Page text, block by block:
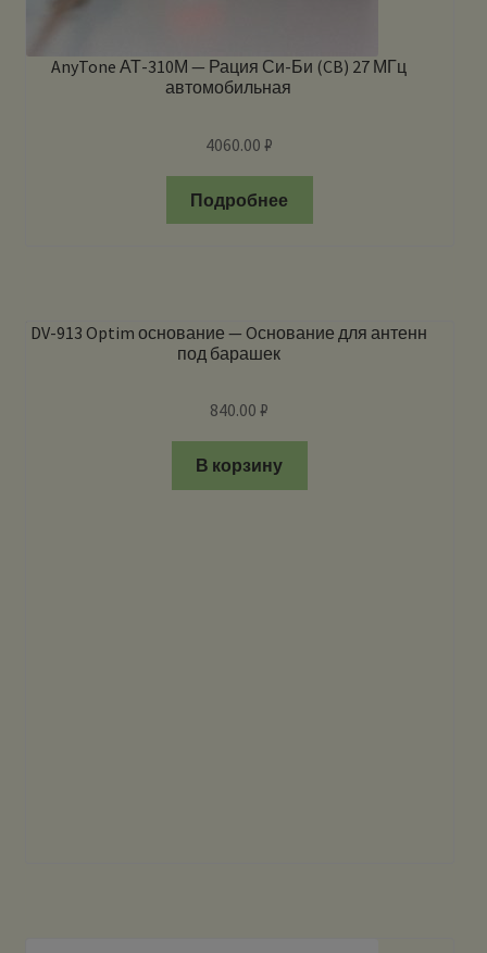
AnyTone АТ-310М — Рация Си-Би (CB) 27 МГц
автомобильная
4060.00₽
Подробнее
DV-913 Optim основание — Oснование для антенн
под барашек
840.00₽
В корзину